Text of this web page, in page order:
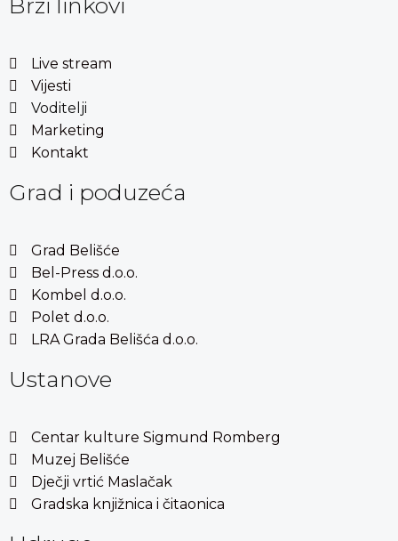
Brzi linkovi
Live stream
Vijesti
Voditelji
Marketing
Kontakt
Grad i poduzeća
Grad Belišće
Bel-Press d.o.o.
Kombel d.o.o.
Polet d.o.o.
LRA Grada Belišća d.o.o.
Ustanove
Centar kulture Sigmund Romberg
Muzej Belišće
Dječji vrtić Maslačak
Gradska knjižnica i čitaonica